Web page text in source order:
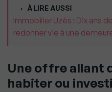
À LIRE AUSSI
Immobilier Uzès : Dix ans
redonner vie à une
Une offre allant
habiter ou